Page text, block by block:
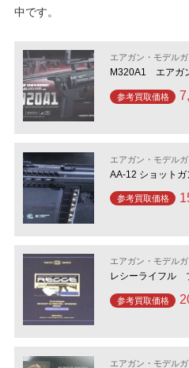
中です。
エアガン・モデルガ
M320A1 エアガ
参考買取価格
エアガン・モデルガ
AA-12 ショット
参考買取価格
エアガン・モデルガ
レシーライフル
参考買取価格
エアガン・モデルガ